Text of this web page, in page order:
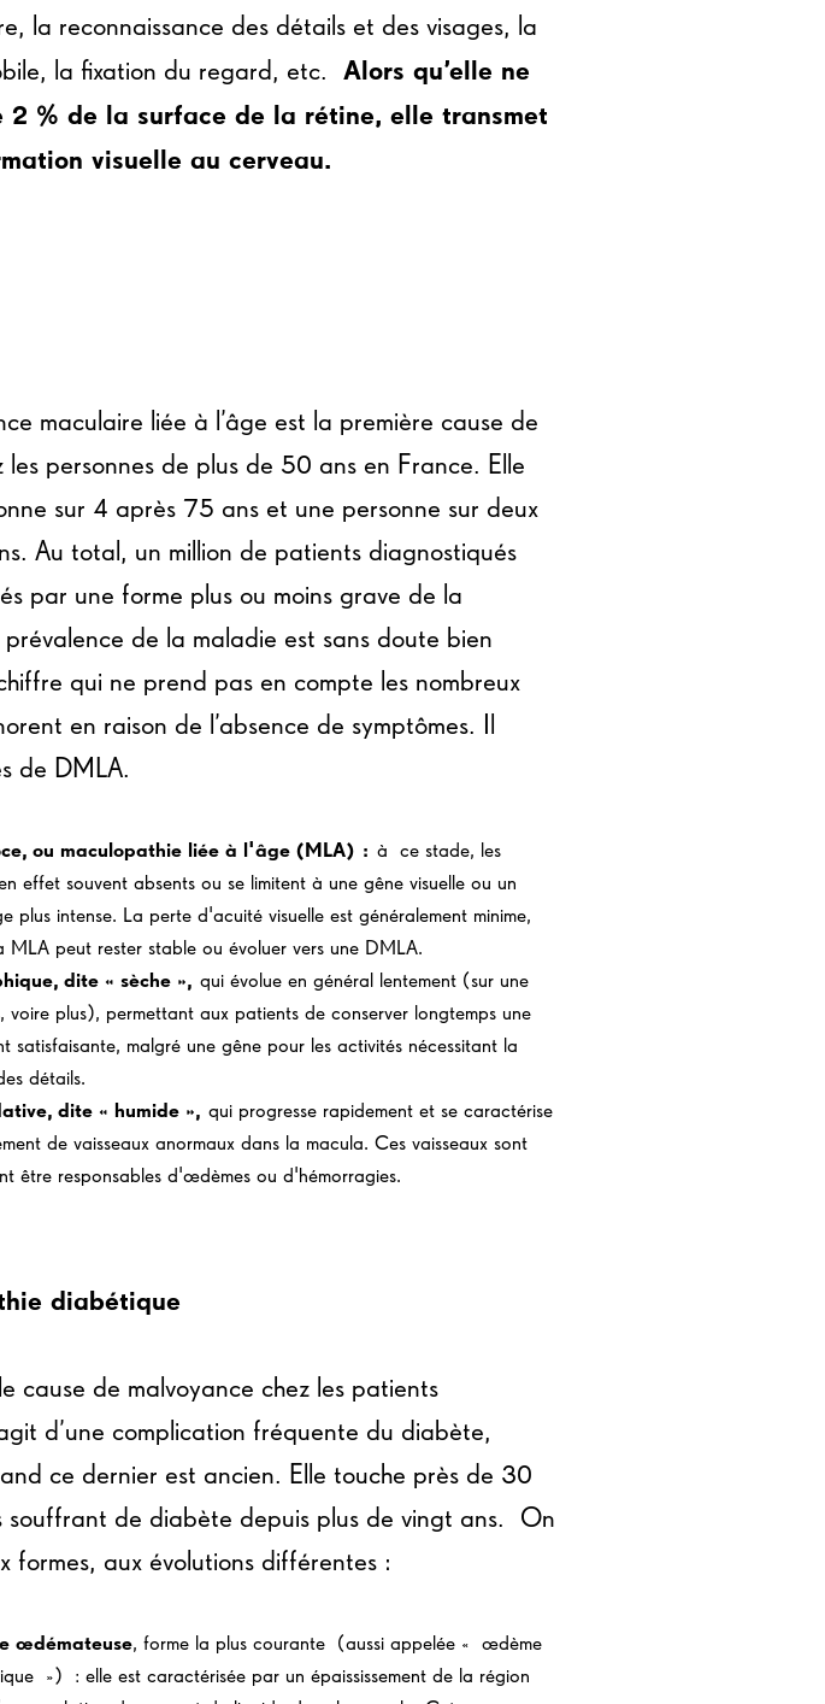
la reconnaissance des détails et des visages, la
la fixation du regard, etc. Alors qu’elle ne
2 % de la surface de la rétine, elle transmet
visuelle au cerveau.
maculaire liée à l’âge est la première cause de
les personnes de plus de 50 ans en France. Elle
sur 4 après 75 ans et une personne sur deux
Au total, un million de patients diagnostiqués
par une forme plus ou moins grave de la
de la maladie est sans doute bien
qui ne prend pas en compte les nombreux
en raison de l’absence de symptômes. Il
de DMLA.
ou maculopathie liée à l'âge (MLA) : à ce stade, les
effet souvent absents ou se limitent à une gêne visuelle ou un
plus intense. La perte d'acuité visuelle est généralement minime,
MLA peut rester stable ou évoluer vers une DMLA.
dite « sèche », qui évolue en général lentement (sur une
voire plus), permettant aux patients de conserver longtemps une
satisfaisante, malgré une gêne pour les activités nécessitant la
détails.
dite « humide », qui progresse rapidement et se caractérise
de vaisseaux anormaux dans la macula. Ces vaisseaux sont
être responsables d'œdèmes ou d'hémorragies.
diabétique
cause de malvoyance chez les patients
d’une complication fréquente du diabète,
ce dernier est ancien. Elle touche près de 30
souffrant de diabète depuis plus de vingt ans. On
formes, aux évolutions différentes :
œdémateuse, forme la plus courante (aussi appelée « œdème
») : elle est caractérisée par un épaississement de la région